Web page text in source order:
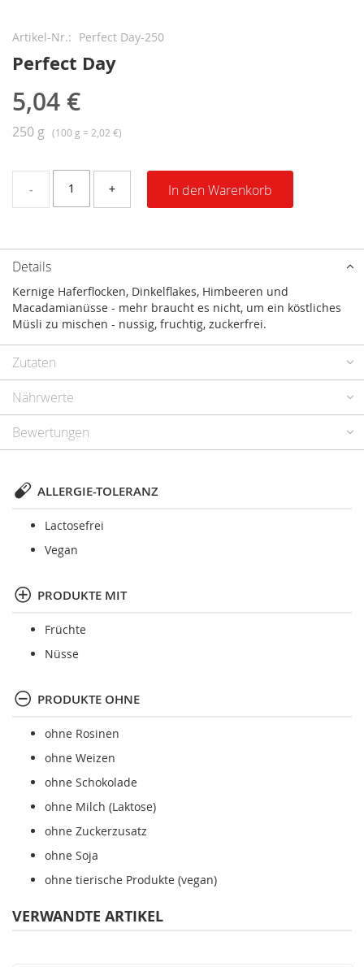
Artikel-Nr. Perfect Day-250
Perfect Day
5,04 €
250 g (100 g = 2,02 €)
- + In den Warenkorb
Details
Kernige Haferflocken, Dinkelflakes, Himbeeren und
Macadamianüsse - mehr braucht es nicht, um ein köstliches
Müsli zu mischen - nussig, fruchtig, zuckerfrei.
Zutaten
Nährwerte
Bewertungen
ALLERGIE-TOLERANZ
Lactosefrei
Vegan
PRODUKTE MIT
Früchte
Nüsse
PRODUKTE OHNE
ohne Rosinen
ohne Weizen
ohne Schokolade
ohne Milch (Laktose)
ohne Zuckerzusatz
ohne Soja
ohne tierische Produkte (vegan)
Anfang
Bildergalerie
VERWANDTE ARTIKEL